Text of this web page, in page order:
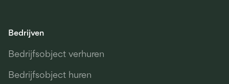
Bedrijven
Bedrijfsobject verhuren
Bedrijfsobject huren